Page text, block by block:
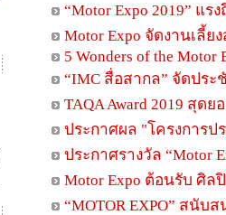
“Motor Expo 2019” แ
Motor Expo จัดงานเลี้ย
5 Wonders of the Motor
“IMC สื่อสากล” จัดประ
TAQA Award 2019 สุด
ประกาศผล "โครงการป
ประกาศรางวัล “Motor
Motor Expo ต้อนรับ ศิล
“MOTOR EXPO” สนั